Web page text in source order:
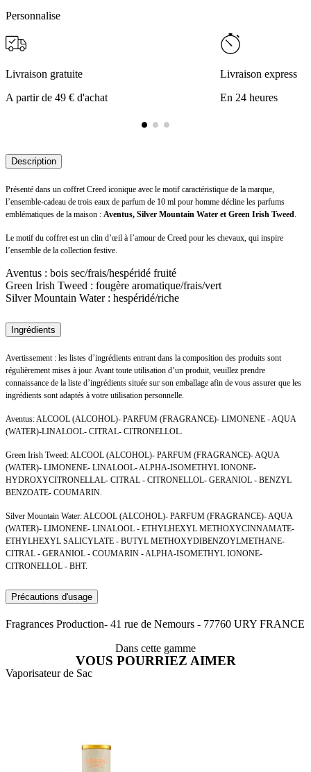
Personnalise
Livraison gratuite
A partir de 49 € d'achat
Livraison express
En 24 heures
Description
Présenté dans un coffret Creed iconique avec le motif caractéristique de la marque,
l’ensemble-cadeau de trois eaux de parfum de 10 ml pour homme décline les parfums
emblématiques de la maison : Aventus, Silver Mountain Water et Green Irish Tweed.
Le motif du coffret est un clin d’œil à l’amour de Creed pour les chevaux, qui inspire
l’ensemble de la collection festive.
Aventus : bois sec/frais/hespéridé fruité
Green Irish Tweed : fougère aromatique/frais/vert
Silver Mountain Water : hespéridé/riche
Ingrédients
Avertissement : les listes d’ingrédients entrant dans la composition des produits sont
régulièrement mises à jour. Avant toute utilisation d’un produit, veuillez prendre
connaissance de la liste d’ingrédients située sur son emballage afin de vous assurer que les
ingrédients sont adaptés à votre utilisation personnelle.
Aventus: ALCOOL (ALCOHOL)- PARFUM (FRAGRANCE)- LIMONENE - AQUA
(WATER)-LINALOOL- CITRAL- CITRONELLOL.
Green Irish Tweed: ALCOOL (ALCOHOL)- PARFUM (FRAGRANCE)- AQUA
(WATER)- LIMONENE- LINALOOL- ALPHA-ISOMETHYL IONONE-
HYDROXYCITRONELLAL- CITRAL - CITRONELLOL- GERANIOL - BENZYL
BENZOATE- COUMARIN.
Silver Mountain Water: ALCOOL (ALCOHOL)- PARFUM (FRAGRANCE)- AQUA
(WATER)- LIMONENE- LINALOOL - ETHYLHEXYL METHOXYCINNAMATE-
ETHYLHEXYL SALICYLATE - BUTYL METHOXYDIBENZOYLMETHANE-
CITRAL - GERANIOL - COUMARIN - ALPHA-ISOMETHYL IONONE-
CITRONELLOL - BHT.
Précautions d'usage
Fragrances Production- 41 rue de Nemours - 77760 URY FRANCE
Dans cette gamme
VOUS POURRIEZ AIMER
Vaporisateur de Sac